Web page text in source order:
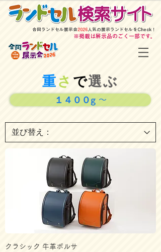
​合同ランドセル展示会2026 人気の展示ランドセルをCheck！
​※掲載は展示品のごく一部です。
重さ で選ぶ
１４００g ～
クラシック 牛革ボルサ